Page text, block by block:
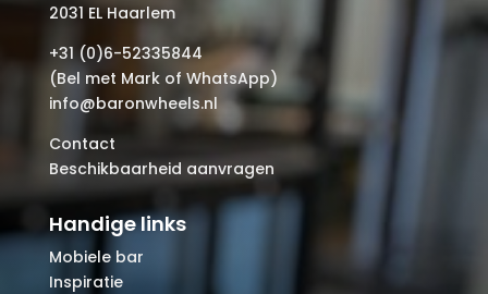
2031 EL Haarlem
+31 (0)6-52335844
(Bel met Mark of WhatsApp)
info@baronwheels.nl
Contact
Beschikbaarheid aanvragen
Handige links
Mobiele bar
Inspiratie